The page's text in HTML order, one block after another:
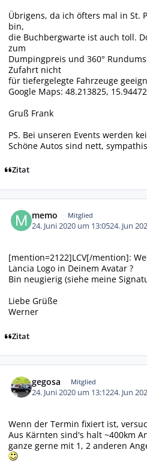
Übrigens, da ich öfters mal in St.
bin,
die Buchbergwarte ist auch toll.
zum
Dumpingpreis und 360°
Zufahrt nicht
für tiefergelegte Fahrzeuge
Google Maps: 48.213825,
Gruß Frank
PS. Bei unseren Events werden
Schöne Autos sind nett,
Zitat
memo Mitglied
24. Juni 2020 um 13:0524. Jun
[mention=2122]LCV[/mention]:
Lancia Logo in Deinem Avatar ?
Bin neugierig (siehe meine
Liebe Grüße
Werner
Zitat
gegosa Mitglied
24. Juni 2020 um 13:1224. Jun
Wenn der Termin fixiert ist,
Aus Kärnten sind's halt ~400km
ganze gerne mit 1, 2 anderen